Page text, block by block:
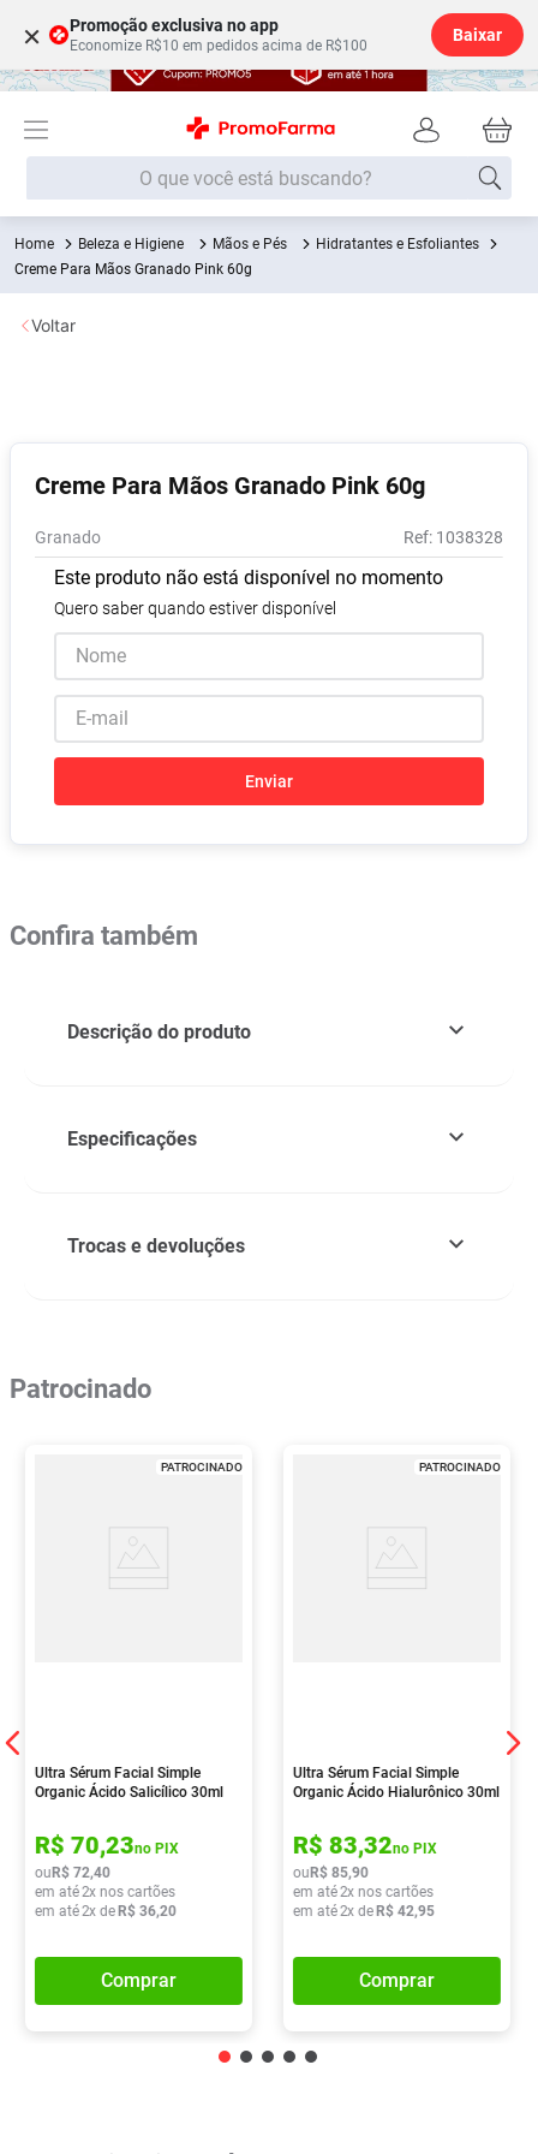
× Promoção exclusiva no app
Economize R$10 em pedidos acima de R$100
Baixar
O que você está buscando?
Beleza e Higiene Mãos e Pés
Hidratantes e Esfoliantes
Creme Para Mãos Granado Pink 60g
Creme Para Mãos Granado Pink 60g
Granado : 1038328
Este produto não está disponível no momento
Quero saber quando estiver disponível
Enviar
Voltar
Confira também
Descrição do produto
Especificações
Trocas e devoluções
Patrocinado
PATROCINADO
Ultra Sérum Facial Simple
Organic Ácido Salicílico 30ml
R$ 70,23no PIX
ou R$ 72,40
em até2x nos cartões
em até2x de R$ 36,20
Comprar
PATROCINADO
Ultra Sérum Facial Simple
Organic Ácido Hialurônico 30ml
R$ 83,32no PIX
ou R$ 85,90
em até2x nos cartões
em até2x de R$ 42,95
Comprar
Termos mais buscados
1º Fralda
2
6º Shampoo
7 º
8 Absorvente
9º Vitamina D
10 º